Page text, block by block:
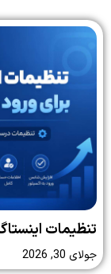
تنظیمات
جولای 30, 2026